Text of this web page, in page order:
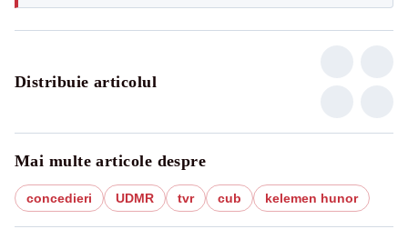
Distribuie articolul
Mai multe articole despre
concedieri UDMR tvr cub kelemen hunor